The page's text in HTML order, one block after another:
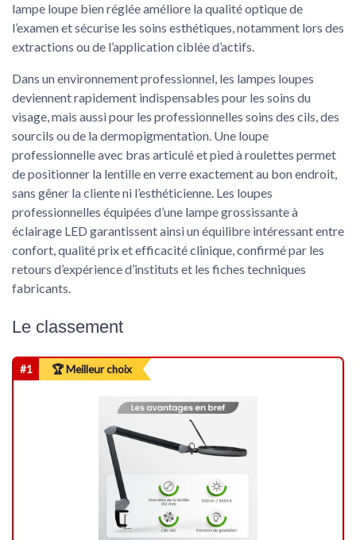
lampe loupe bien réglée améliore la qualité optique de
l’examen et sécurise les soins esthétiques, notamment lors des
extractions ou de l’application ciblée d’actifs.
Dans un environnement professionnel, les lampes loupes
deviennent rapidement indispensables pour les soins du
visage, mais aussi pour les professionnelles soins des cils, des
sourcils ou de la dermopigmentation. Une loupe
professionnelle avec bras articulé et pied à roulettes permet
de positionner la lentille en verre exactement au bon endroit,
sans gêner la cliente ni l’esthéticienne. Les loupes
professionnelles équipées d’une lampe grossissante à
éclairage LED garantissent ainsi un équilibre intéressant entre
confort, qualité prix et efficacité clinique, confirmé par les
retours d’expérience d’instituts et les fiches techniques
fabricants.
Le classement
#1 🏆 Meilleur choix